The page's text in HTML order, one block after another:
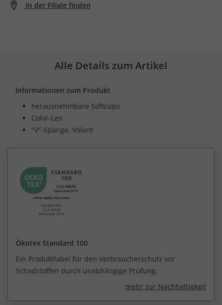
In der Filiale finden
Alle Details zum Artikel
Informationen zum Produkt
herausnehmbare Softcups
Color-Leo
"V"-Spange, Volant
Ökotex Standard 100
Ein Produktlabel für den Verbraucherschutz vor
Schadstoffen durch unabhängige Prüfung.
mehr zur Nachhaltigkeit